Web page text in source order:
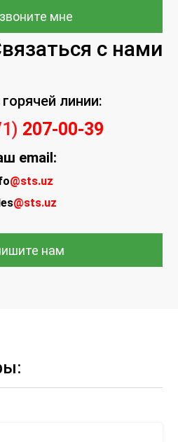
мне
с нами
линии:
207-00-39
email:
@sts.uz
@sts.uz
нам